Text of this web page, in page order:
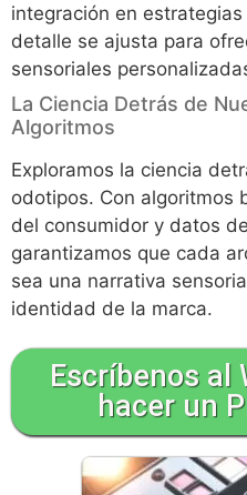
integración en
detalle se ajusta para
sensoriales
La Ciencia Detrás de
Algoritmos
Exploramos la ciencia
odotipos. Con algoritmos
del consumidor y datos
garantizamos que cada
sea una narrativa
identidad de la marca.
Escríbenos al
hacer un